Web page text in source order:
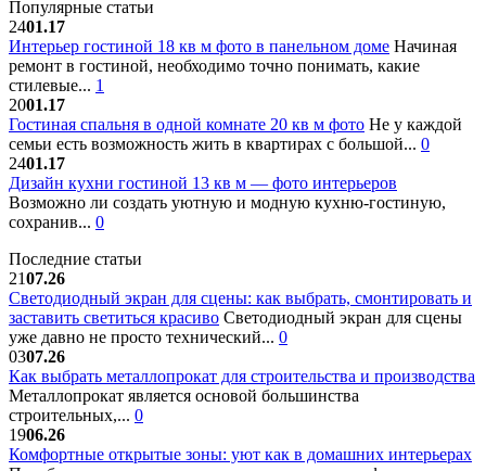
Популярные статьи
2401.17
Интерьер гостиной 18 кв м фото в панельном доме Начиная
ремонт в гостиной, необходимо точно понимать, какие
стилевые... 1
2001.17
Гостиная спальня в одной комнате 20 кв м фото Не у каждой
семьи есть возможность жить в квартирах с большой... 0
2401.17
Дизайн кухни гостиной 13 кв м — фото интерьеров
Возможно ли создать уютную и модную кухню-гостиную,
сохранив... 0
Последние статьи
2107.26
Светодиодный экран для сцены: как выбрать, смонтировать и
заставить светиться красиво Светодиодный экран для сцены
уже давно не просто технический... 0
0307.26
Как выбрать металлопрокат для строительства и производства
Металлопрокат является основой большинства
строительных,... 0
1906.26
Комфортные открытые зоны: уют как в домашних интерьерах